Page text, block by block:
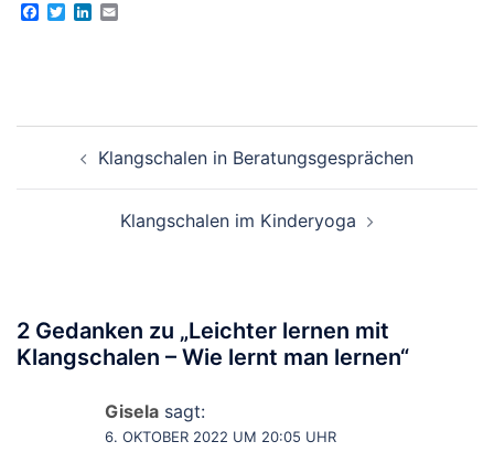
Facebook
TwitterLinkedIn
Klangschalen in Beratungsgesprächen
Klangschalen im Kinderyoga
2 Gedanken zu „Leichter lernen mit
Klangschalen – Wie lernt man lernen“
Gisela sagt:
6. OKTOBER 2022 UM 20:05 UHR